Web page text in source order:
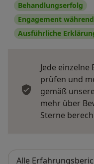
Behandlungserfolg
Engagement
Ausführliche
Jede
prüfen und
gemäß
mehr über
Sterne